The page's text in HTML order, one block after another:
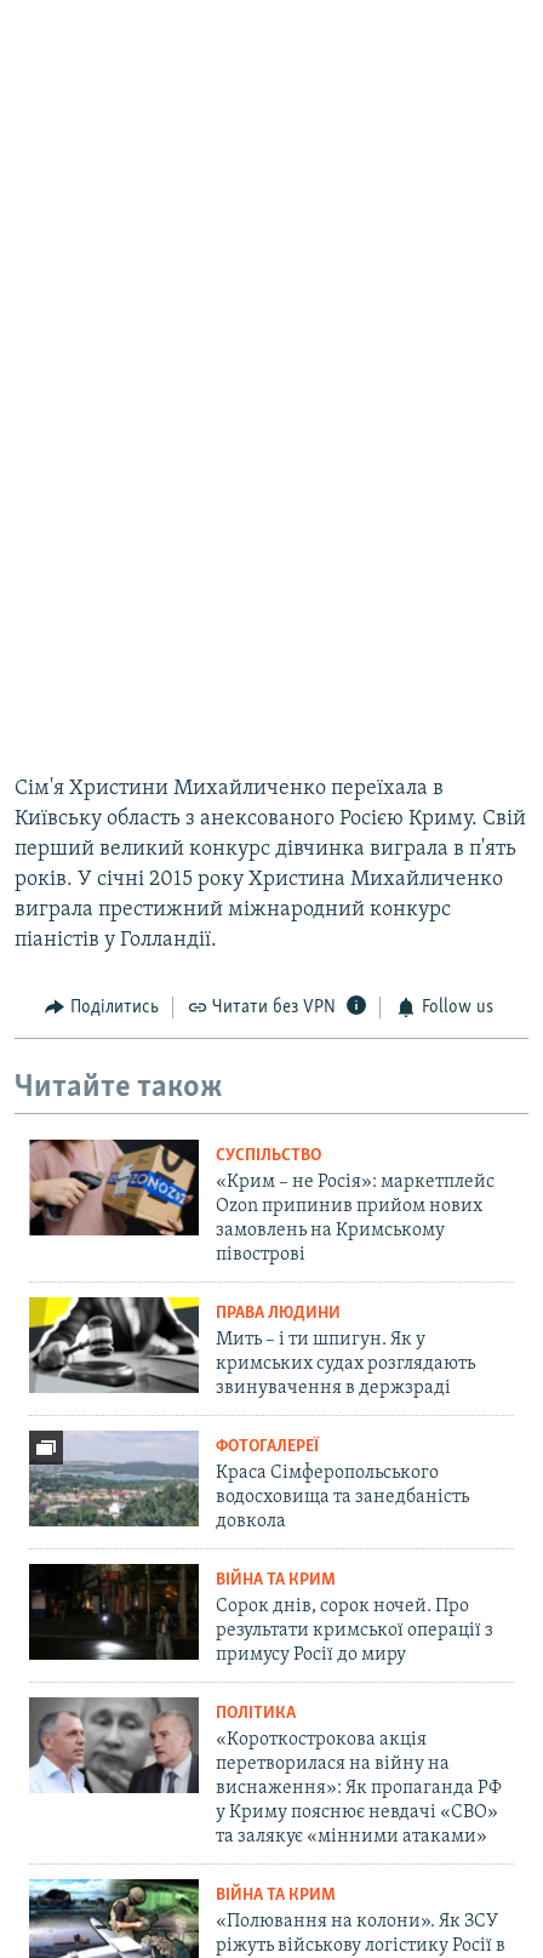
Сім'я Христини Михайличенко переїхала в
Київську область з анексованого Росією Криму. Свій
перший великий конкурс дівчинка виграла в п'ять
років. У січні 2015 року Христина Михайличенко
виграла престижний міжнародний конкурс
піаністів у Голландії.
Поділитись Читати без VPN Follow us
Читайте також
СУСПІЛЬСТВО
«Крим – не Росія»: маркетплейс
Ozon припинив прийом нових
замовлень на Кримському
півострові
ПРАВА ЛЮДИНИ
Мить – і ти шпигун. Як у
кримських судах розглядають
звинувачення в держзраді
ФОТОГАЛЕРЕЇ
Краса Сімферопольського
водосховища та занедбаність
довкола
ВІЙНА ТА КРИМ
Сорок днів, сорок ночей. Про
результати кримської операції з
примусу Росії до миру
ПОЛІТИКА
«Короткострокова акція
перетворилася на війну на
виснаження»: Як пропаганда РФ
у Криму пояснює невдачі «СВО»
та залякує «мінними атаками»
ВІЙНА ТА КРИМ
«Полювання на колони». Як ЗСУ
ріжуть військову логістику Росії в